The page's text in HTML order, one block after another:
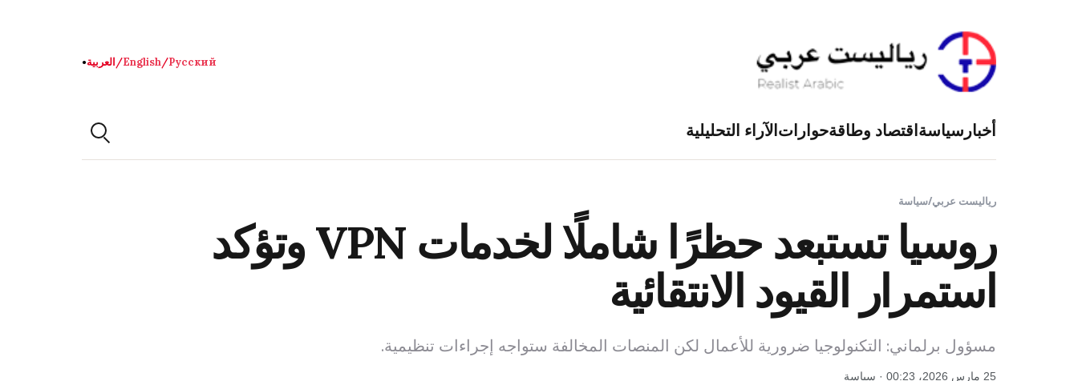
Русский
/
English
/العربية●
أخبار سياسةاقتصاد وطاقةحواراتالآراء التحليلية
رياليست عربي/سياسة
روسيا تستبعد حظرًا شاملًا لخدمات VPN وتؤكد
استمرار القيود الانتقائية
مسؤول برلماني: التكنولوجيا ضرورية للأعمال لكن المنصات المخالفة ستواجه إجراءات تنظيمية.
25 مارس 2026، 00:23 · سياسة